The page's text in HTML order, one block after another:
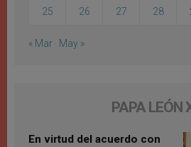
25 26 27 28
« Mar May »
PAPA LEÓN
En virtud del acuerdo con